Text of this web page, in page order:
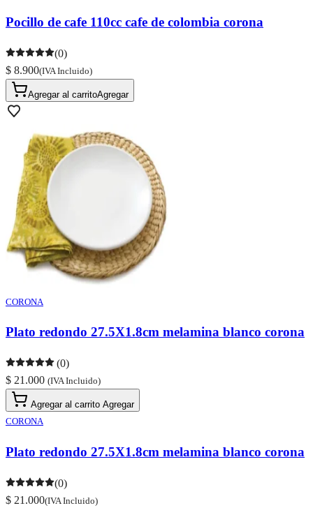
Pocillo de cafe 110cc cafe de colombia corona
(0)
$ 8.900(IVA Incluido)
Agregar al carritoAgregar
CORONA
Plato redondo 27.5X1.8cm melamina blanco corona
(0)
$ 21.000 (IVA Incluido)
Agregar al carrito Agregar
CORONA
Plato redondo 27.5X1.8cm melamina blanco corona
(0)
$ 21.000(IVA Incluido)